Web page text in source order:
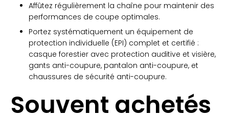
Affûtez régulièrement la chaîne pour maintenir des
performances de coupe optimales.
Portez systématiquement un équipement de
protection individuelle (EPI) complet et certifié :
casque forestier avec protection auditive et visière,
gants anti-coupure, pantalon anti-coupure, et
chaussures de sécurité anti-coupure.
Souvent achetés